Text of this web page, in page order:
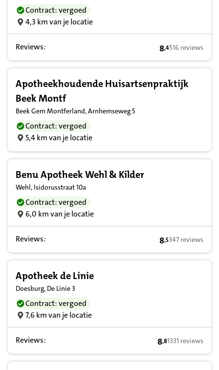
Contract: vergoed
4,3 km van je locatie
Reviews: 8,4 op basis van
8,4516 reviews
Apotheekhoudende Huisartsenpraktijk
Beek Montf
Beek Gem Montferland, Arnhemseweg 5
Contract: vergoed
5,4 km van je locatie
Benu Apotheek Wehl & Kilder
Wehl, Isidorusstraat 10a
Contract: vergoed
6,0 km van je locatie
Reviews: 8,5 op basis van
8,5347 reviews
Apotheek de Linie
Doesburg, De Linie 3
Contract: vergoed
7,6 km van je locatie
Reviews: 8,8 op basis van
8,81331 reviews